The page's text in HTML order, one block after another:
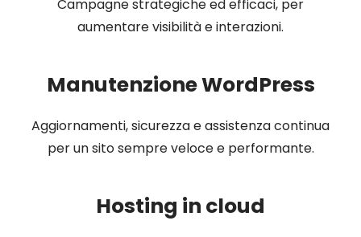
Campagne strategiche ed efficaci, per
aumentare visibilità e interazioni.
Manutenzione WordPress
Aggiornamenti, sicurezza e assistenza continua
per un sito sempre veloce e performante.
Hosting in cloud